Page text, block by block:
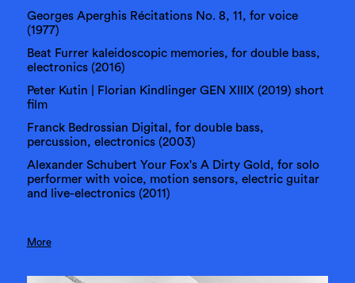
Georges Aperghis Récitations No. 8, 11, for voice
(1977)
Beat Furrer kaleidoscopic memories, for double bass,
electronics (2016)
Peter Kutin | Florian Kindlinger GEN XIIIX (2019) short
film
Franck Bedrossian Digital, for double bass,
percussion, electronics (2003)
Alexander Schubert Your Fox's A Dirty Gold, for solo
performer with voice, motion sensors, electric guitar
and live-electronics (2011)
More